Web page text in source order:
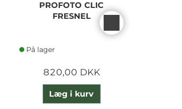
PROFOTO CLIC
FRESNEL
På lager
820,00 DKK
Læg i kurv